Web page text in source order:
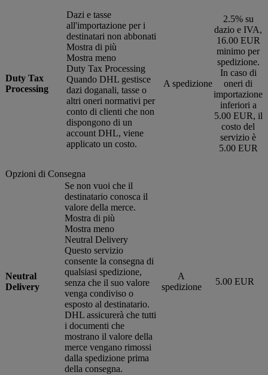
Duty Tax
Processing
Dazi e tasse
all'importazione per i
destinatari non abbonati
Mostra di più
Mostra meno
Duty Tax Processing
Quando DHL gestisce
dazi doganali, tasse o
altri oneri normativi per
conto di clienti che non
dispongono di un
account DHL, viene
applicato un costo.
A spedizione
2.5% su
dazio e IVA,
16.00 EUR
minimo per
spedizione.
In caso di
oneri di
importazione
inferiori a
5.00 EUR, il
costo del
servizio è
5.00 EUR
Opzioni di Consegna
Neutral
Delivery
Se non vuoi che il
destinatario conosca il
valore della merce.
Mostra di più
Mostra meno
Neutral Delivery
Questo servizio
consente la consegna di
qualsiasi spedizione,
senza che il suo valore
venga condiviso o
esposto al destinatario.
DHL assicurerà che tutti
i documenti che
mostrano il valore della
merce vengano rimossi
dalla spedizione prima
della consegna.
A
spedizione
5.00 EUR